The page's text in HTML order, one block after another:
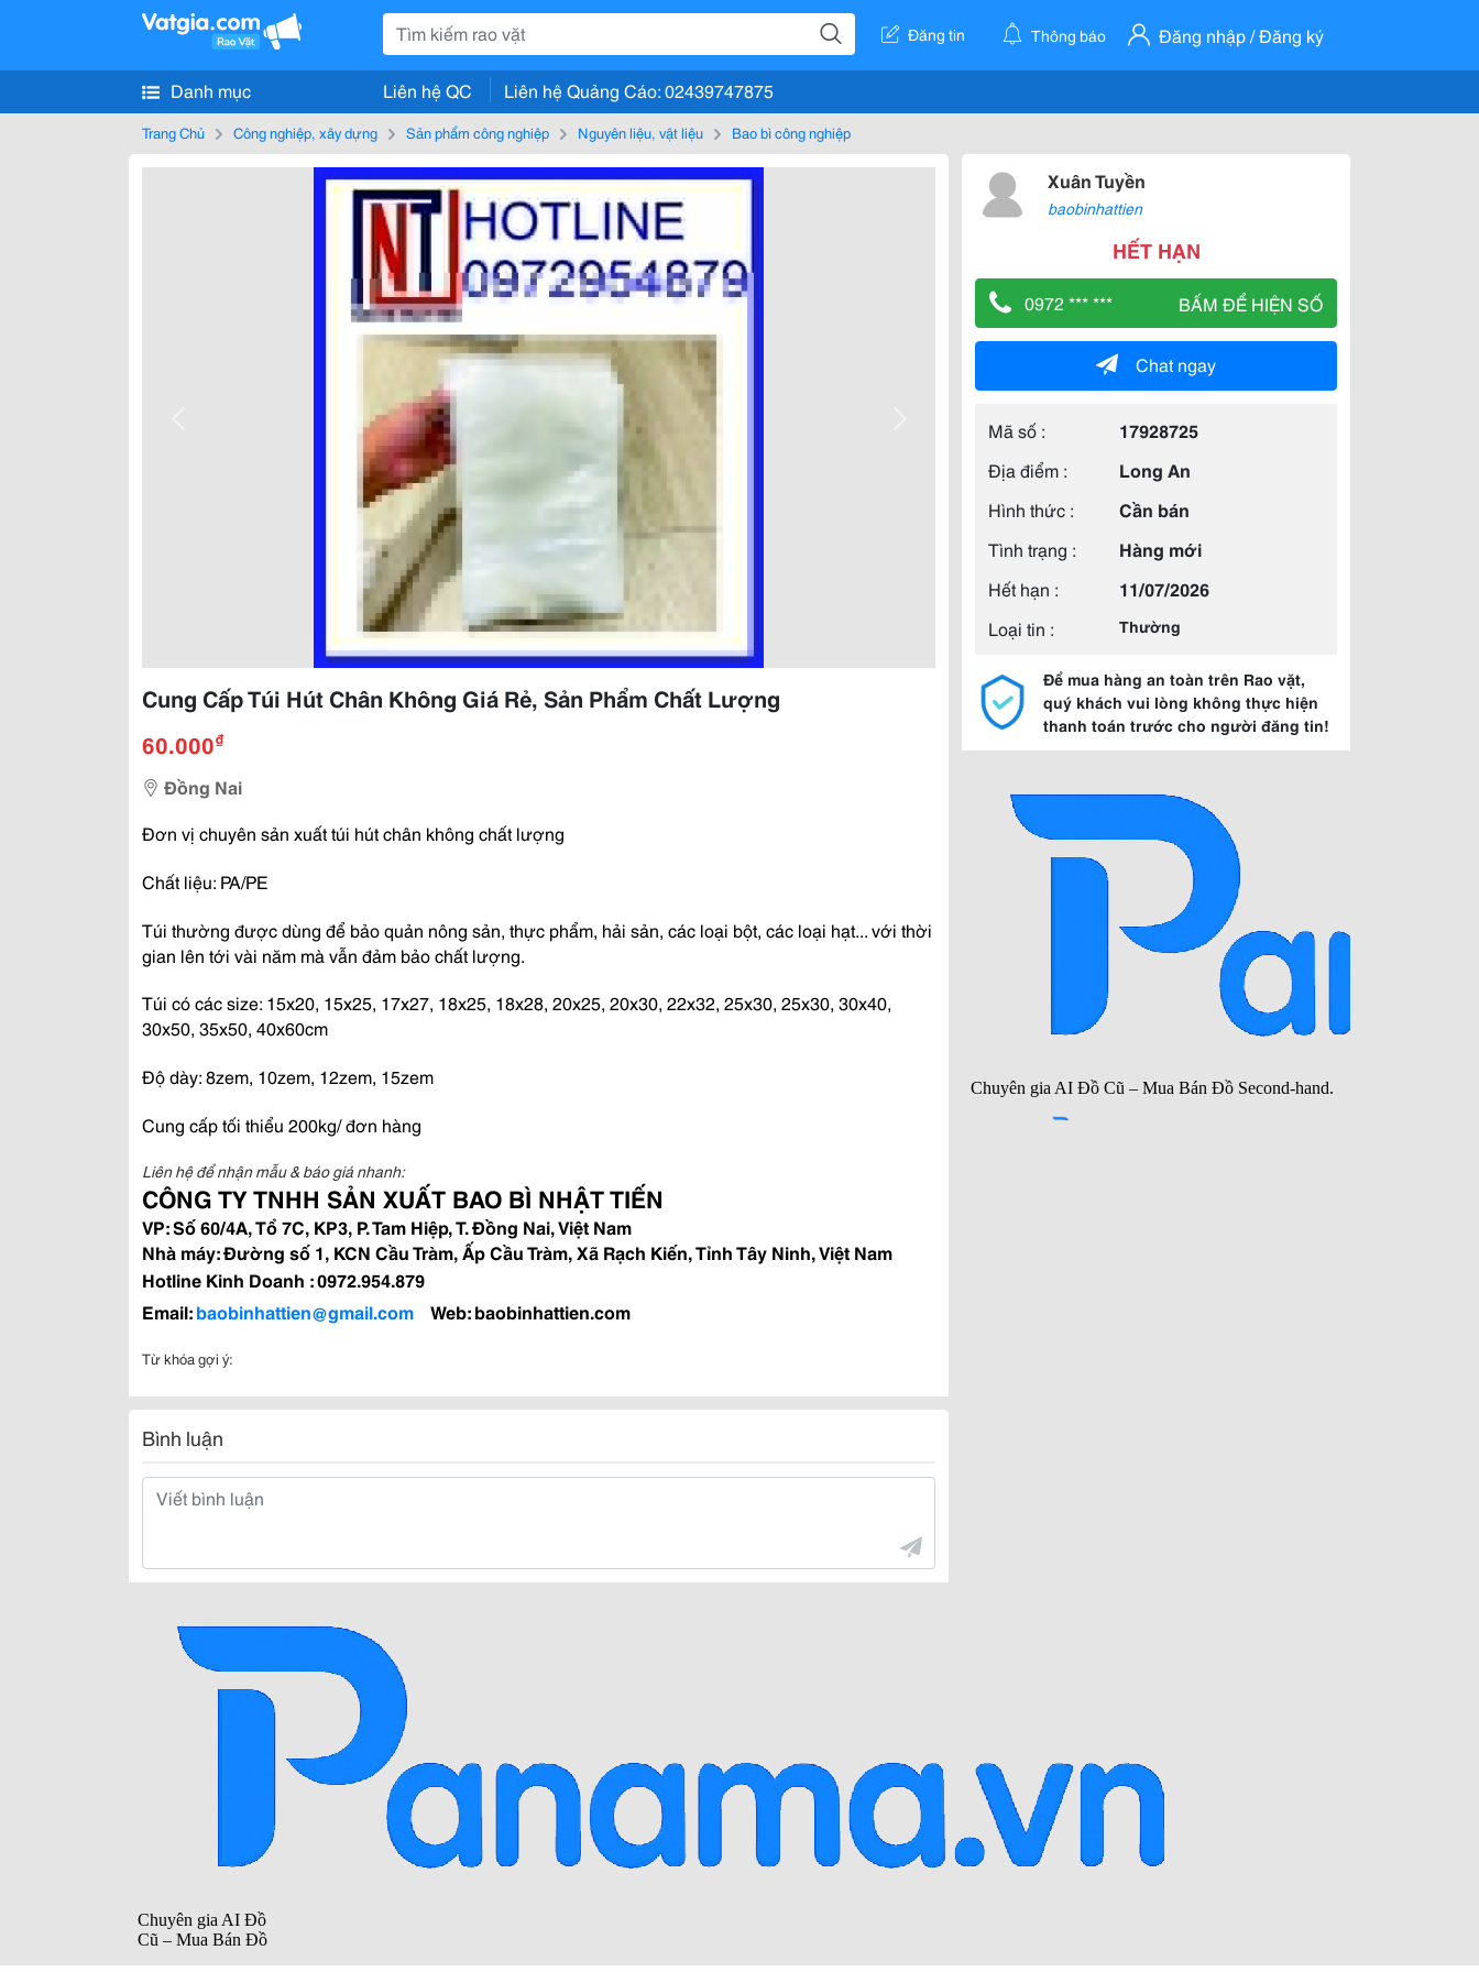
Đăng tin Thông báo Đăng nhập / Đăng ký
Danh mục Liên hệ QC Liên hệ Quảng Cáo: 02439747875
Trang Chủ Công nghiệp, xây dựng Sản phẩm công nghiệp Nguyên liệu, vật liệu Bao bì công nghiệp
Cung Cấp Túi Hút Chân Không Giá Rẻ, Sản Phẩm Chất Lượng
60.000₫
Đồng Nai
Đơn vị chuyên sản xuất túi hút chân không chất lượng
Chất liệu: PA/PE
Túi thường được dùng để bảo quản nông sản, thực phẩm, hải sản, các loại bột, các loại hạt... với thời
gian lên tới vài năm mà vẫn đảm bảo chất lượng.
Túi có các size: 15x20, 15x25, 17x27, 18x25, 18x28, 20x25, 20x30, 22x32, 25x30, 25x30, 30x40,
30x50, 35x50, 40x60cm
Độ dày: 8zem, 10zem, 12zem, 15zem
Cung cấp tối thiểu 200kg/ đơn hàng
Liên hệ để nhận mẫu & báo giá nhanh:
CÔNG TY TNHH SẢN XUẤT BAO BÌ NHẬT TIẾN
VP: Số 60/4A, Tổ 7C, KP3, P. Tam Hiệp, T. Đồng Nai, Việt Nam
Nhà máy: Đường số 1, KCN Cầu Tràm, Ấp Cầu Tràm, Xã Rạch Kiến, Tỉnh Tây Ninh, Việt Nam
Hotline Kinh Doanh : 0972.954.879
Email:baobinhattien@gmail.com Web: baobinhattien.com
Từ khóa gợi ý:
Bình luận
Xuân Tuyền
baobinhattien
HẾT HẠN
0972 *** *** BẤM ĐỂ HIỆN SỐ
Chat ngay
Mã số :
17928725
Địa điểm :
Long An
Hình thức :
Cần bán
Tình trạng :
Hàng mới
Hết hạn :
11/07/2026
Loại tin :
Thường
Để mua hàng an toàn trên Rao vặt,
quý khách vui lòng không thực hiện
thanh toán trước cho người đăng tin!